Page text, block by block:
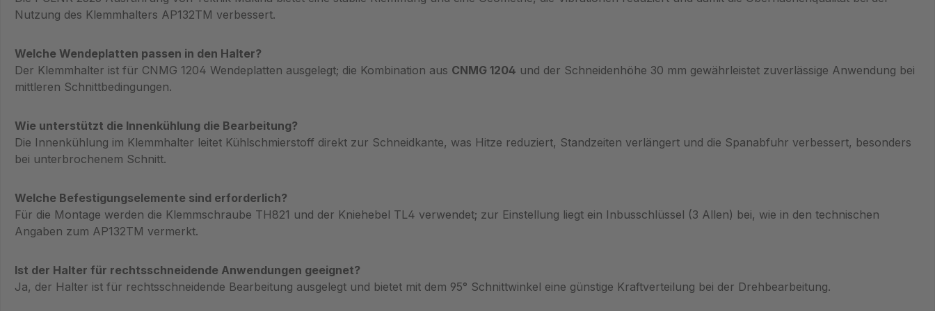
Nutzung des Klemmhalters AP132TM verbessert.
Welche Wendeplatten passen in den Halter?
Der Klemmhalter ist für CNMG 1204 Wendeplatten ausgelegt; die Kombination aus CNMG 1204 und der Schneidenhöhe 30 mm gewährleistet zuverlässige Anwendung bei
mittleren Schnittbedingungen.
Wie unterstützt die Innenkühlung die Bearbeitung?
Die Innenkühlung im Klemmhalter leitet Kühlschmierstoff direkt zur Schneidkante, was Hitze reduziert, Standzeiten verlängert und die Spanabfuhr verbessert, besonders
bei unterbrochenem Schnitt.
Welche Befestigungselemente sind erforderlich?
Für die Montage werden die Klemmschraube TH821 und der Kniehebel TL4 verwendet; zur Einstellung liegt ein Inbusschlüssel (3 Allen) bei, wie in den technischen
Angaben zum AP132TM vermerkt.
Ist der Halter für rechtsschneidende Anwendungen geeignet?
Ja, der Halter ist für rechtsschneidende Bearbeitung ausgelegt und bietet mit dem 95° Schnittwinkel eine günstige Kraftverteilung bei der Drehbearbeitung.